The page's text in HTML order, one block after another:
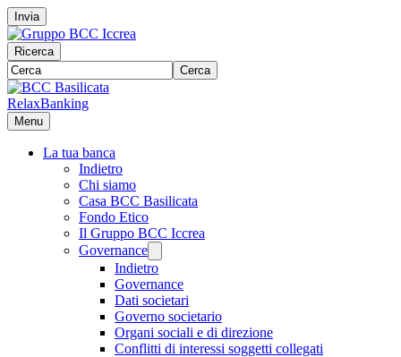
Invia
Ricerca
Cerca
RelaxBanking
Menu
La tua banca
Indietro
Chi siamo
Casa BCC Basilicata
Fondo Etico
Il Gruppo BCC Iccrea
Governance
Indietro
Governance
Dati societari
Governo societario
Organi sociali e di direzione
Conflitti di interessi soggetti collegati